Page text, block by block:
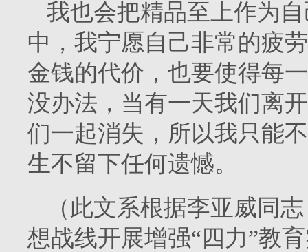
我也会把精品至上作为
中，我宁愿自己非常的疲
金钱的代价，也要使得每
没办法，当有一天我们离
们一起消失，所以我只能
生不留下任何遗憾。
（此文系根据李亚威同
想战线开展增强“四力”教